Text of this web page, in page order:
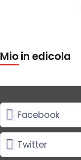
Mio in edicola
Facebook
Twitter